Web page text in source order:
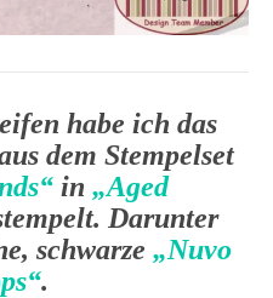
habe ich das
dem Stempelset
in „Aged
Darunter
schwarze „Nuvo
.